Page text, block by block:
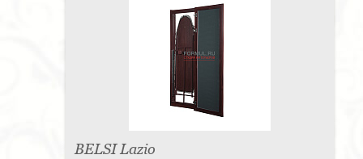
BELSI Lazio